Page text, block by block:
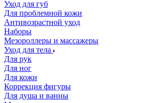
Уход для губ
Для проблемной кожи
Антивозрастной уход
Наборы
Мезороллеры и массажеры
Уход для тела
Для рук
Для ног
Для кожи
Коррекция фигуры
Для душа и ванны